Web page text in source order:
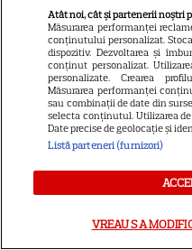
36
de
Atât noi, cât și partenerii noștri
Măsurarea performanței
conținutului personalizat.
dispozitiv. Dezvoltarea și
conținut personalizat.
personalizate. Crearea
Măsurarea performanței
sau combinații de date din
selecta conținutul. Utilizarea
Date precise de geolocație și
Listă parteneri (furnizori)
VREAU SA